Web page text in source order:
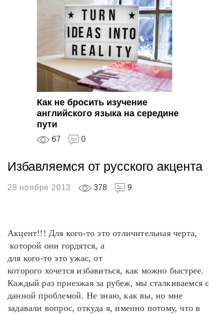
Как не бросить изучение
английского языка на середине
пути
67 0
Избавляемся от русского акцента
28 ноября 2013 378 9
Акцент!!! Для кого-то это отличительная черта,
которой они гордятся, а
для кого-то это ужас, от
которого хочется избавиться, как можно быстрее.
Каждый раз приезжая за рубеж, мы сталкиваемся с
данной проблемой. Не знаю, как вы, но мне
задавали вопрос, откуда я, именно потому, что в